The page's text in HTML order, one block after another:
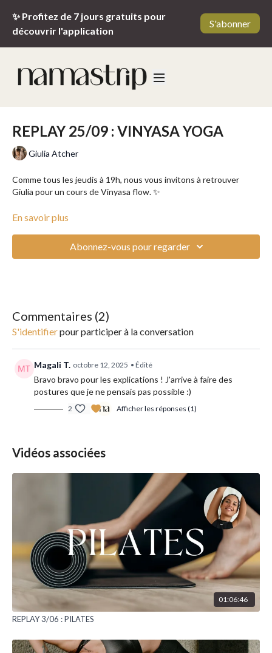
✨ Profitez de 7 jours gratuits pour
découvrir l'application
S'abonner
REPLAY 25/09 : VINYASA YOGA
Giulia Atcher
Comme tous les jeudis à 19h, nous vous invitons à retrouver
Giulia pour un cours de Vinyasa flow. ✨
LeVinyasa Yoga
. Il offre un bon équilibre entre renforcement
améliore la
l’endurance grâce à des enchaînements dynamiques
synchronisés avec la respiration. Il aide àréduire le stressen
favorisant la concentration et la présence mentale. Cette
pratique fluide permet aussi de
et émotionnelles, tout en renforçant l'équilibre corps-esprit.
Replay disponible dans les 72h après le live.
En savoir plus
Abonnez-vous pour regarder
Commentaires (2)
S'identifierpour participer à la conversation
Magali T. octobre 12, 2025 • Édité
Bravo bravo pour les explications ! J'arrive à faire des
postures que je ne pensais pas possible :)
2 Afficher les réponses (1)
Vidéos associées
01:06:46
REPLAY 3/06 : PILATES